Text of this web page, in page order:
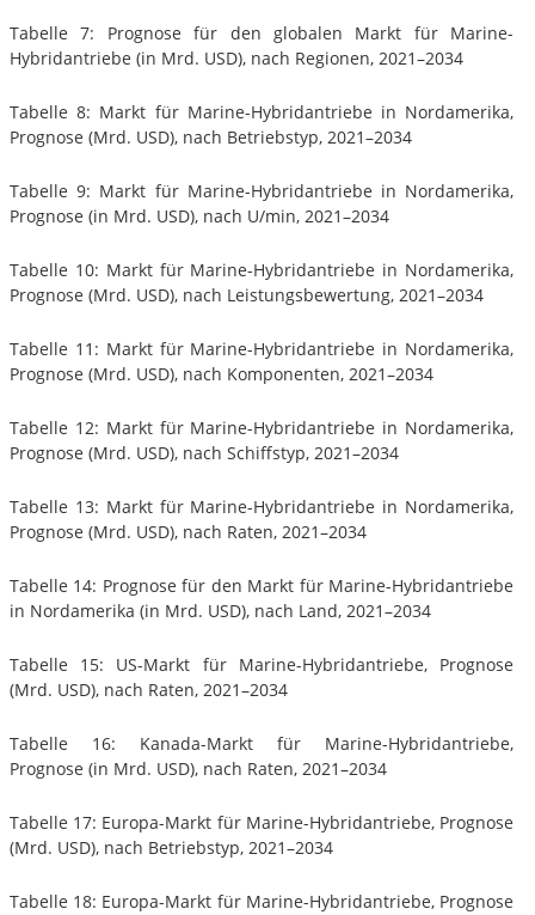
Tabelle 7: Prognose für den globalen Markt für Marine-
Hybridantriebe (in Mrd. USD), nach Regionen, 2021–2034
Tabelle 8: Markt für Marine-Hybridantriebe in Nordamerika,
Prognose (Mrd. USD), nach Betriebstyp, 2021–2034
Tabelle 9: Markt für Marine-Hybridantriebe in Nordamerika,
Prognose (in Mrd. USD), nach U/min, 2021–2034
Tabelle 10: Markt für Marine-Hybridantriebe in Nordamerika,
Prognose (Mrd. USD), nach Leistungsbewertung, 2021–2034
Tabelle 11: Markt für Marine-Hybridantriebe in Nordamerika,
Prognose (Mrd. USD), nach Komponenten, 2021–2034
Tabelle 12: Markt für Marine-Hybridantriebe in Nordamerika,
Prognose (Mrd. USD), nach Schiffstyp, 2021–2034
Tabelle 13: Markt für Marine-Hybridantriebe in Nordamerika,
Prognose (Mrd. USD), nach Raten, 2021–2034
Tabelle 14: Prognose für den Markt für Marine-Hybridantriebe
in Nordamerika (in Mrd. USD), nach Land, 2021–2034
Tabelle 15: US-Markt für Marine-Hybridantriebe, Prognose
(Mrd. USD), nach Raten, 2021–2034
Tabelle 16: Kanada-Markt für Marine-Hybridantriebe,
Prognose (in Mrd. USD), nach Raten, 2021–2034
Tabelle 17: Europa-Markt für Marine-Hybridantriebe, Prognose
(Mrd. USD), nach Betriebstyp, 2021–2034
Tabelle 18: Europa-Markt für Marine-Hybridantriebe, Prognose